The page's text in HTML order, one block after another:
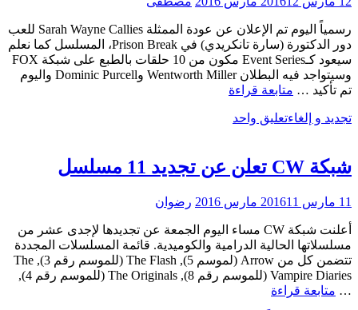
رسمياً اليوم تم الإعلان عن عودة الممثلة Sarah Wayne Callies للعب
دور الدكتورة (سارة تانكريدي) في Prison Break، المسلسل كما نعلم
سيعود كـEvent Series مكون من 10 حلقات بالطبع على شبكة FOX
وسيتواجد فيه البطلان Wentworth Miller وDominic Purcell واليوم
تم تأكيد … متابعة قراءة
تجديد و إلغاءتعليق واحد
شبكة CW تعلن عن تجديد 11 مسلسل
11 مارس 2016 11 مارس 2016 رضوان
أعلنت شبكة CW مساء اليوم الجمعة عن تجديدها لإجدى عشر من
مسلسلاتها الحالية الدرامية والكوميدية. قائمة المسلسلات المجددة
تتضمن كل من Arrow (لموسم 5), The Flash (للموسم رقم 3), The
Vampire Diaries (للموسم رقم 8), The Originals (للموسم رقم 4),
… متابعة قراءة